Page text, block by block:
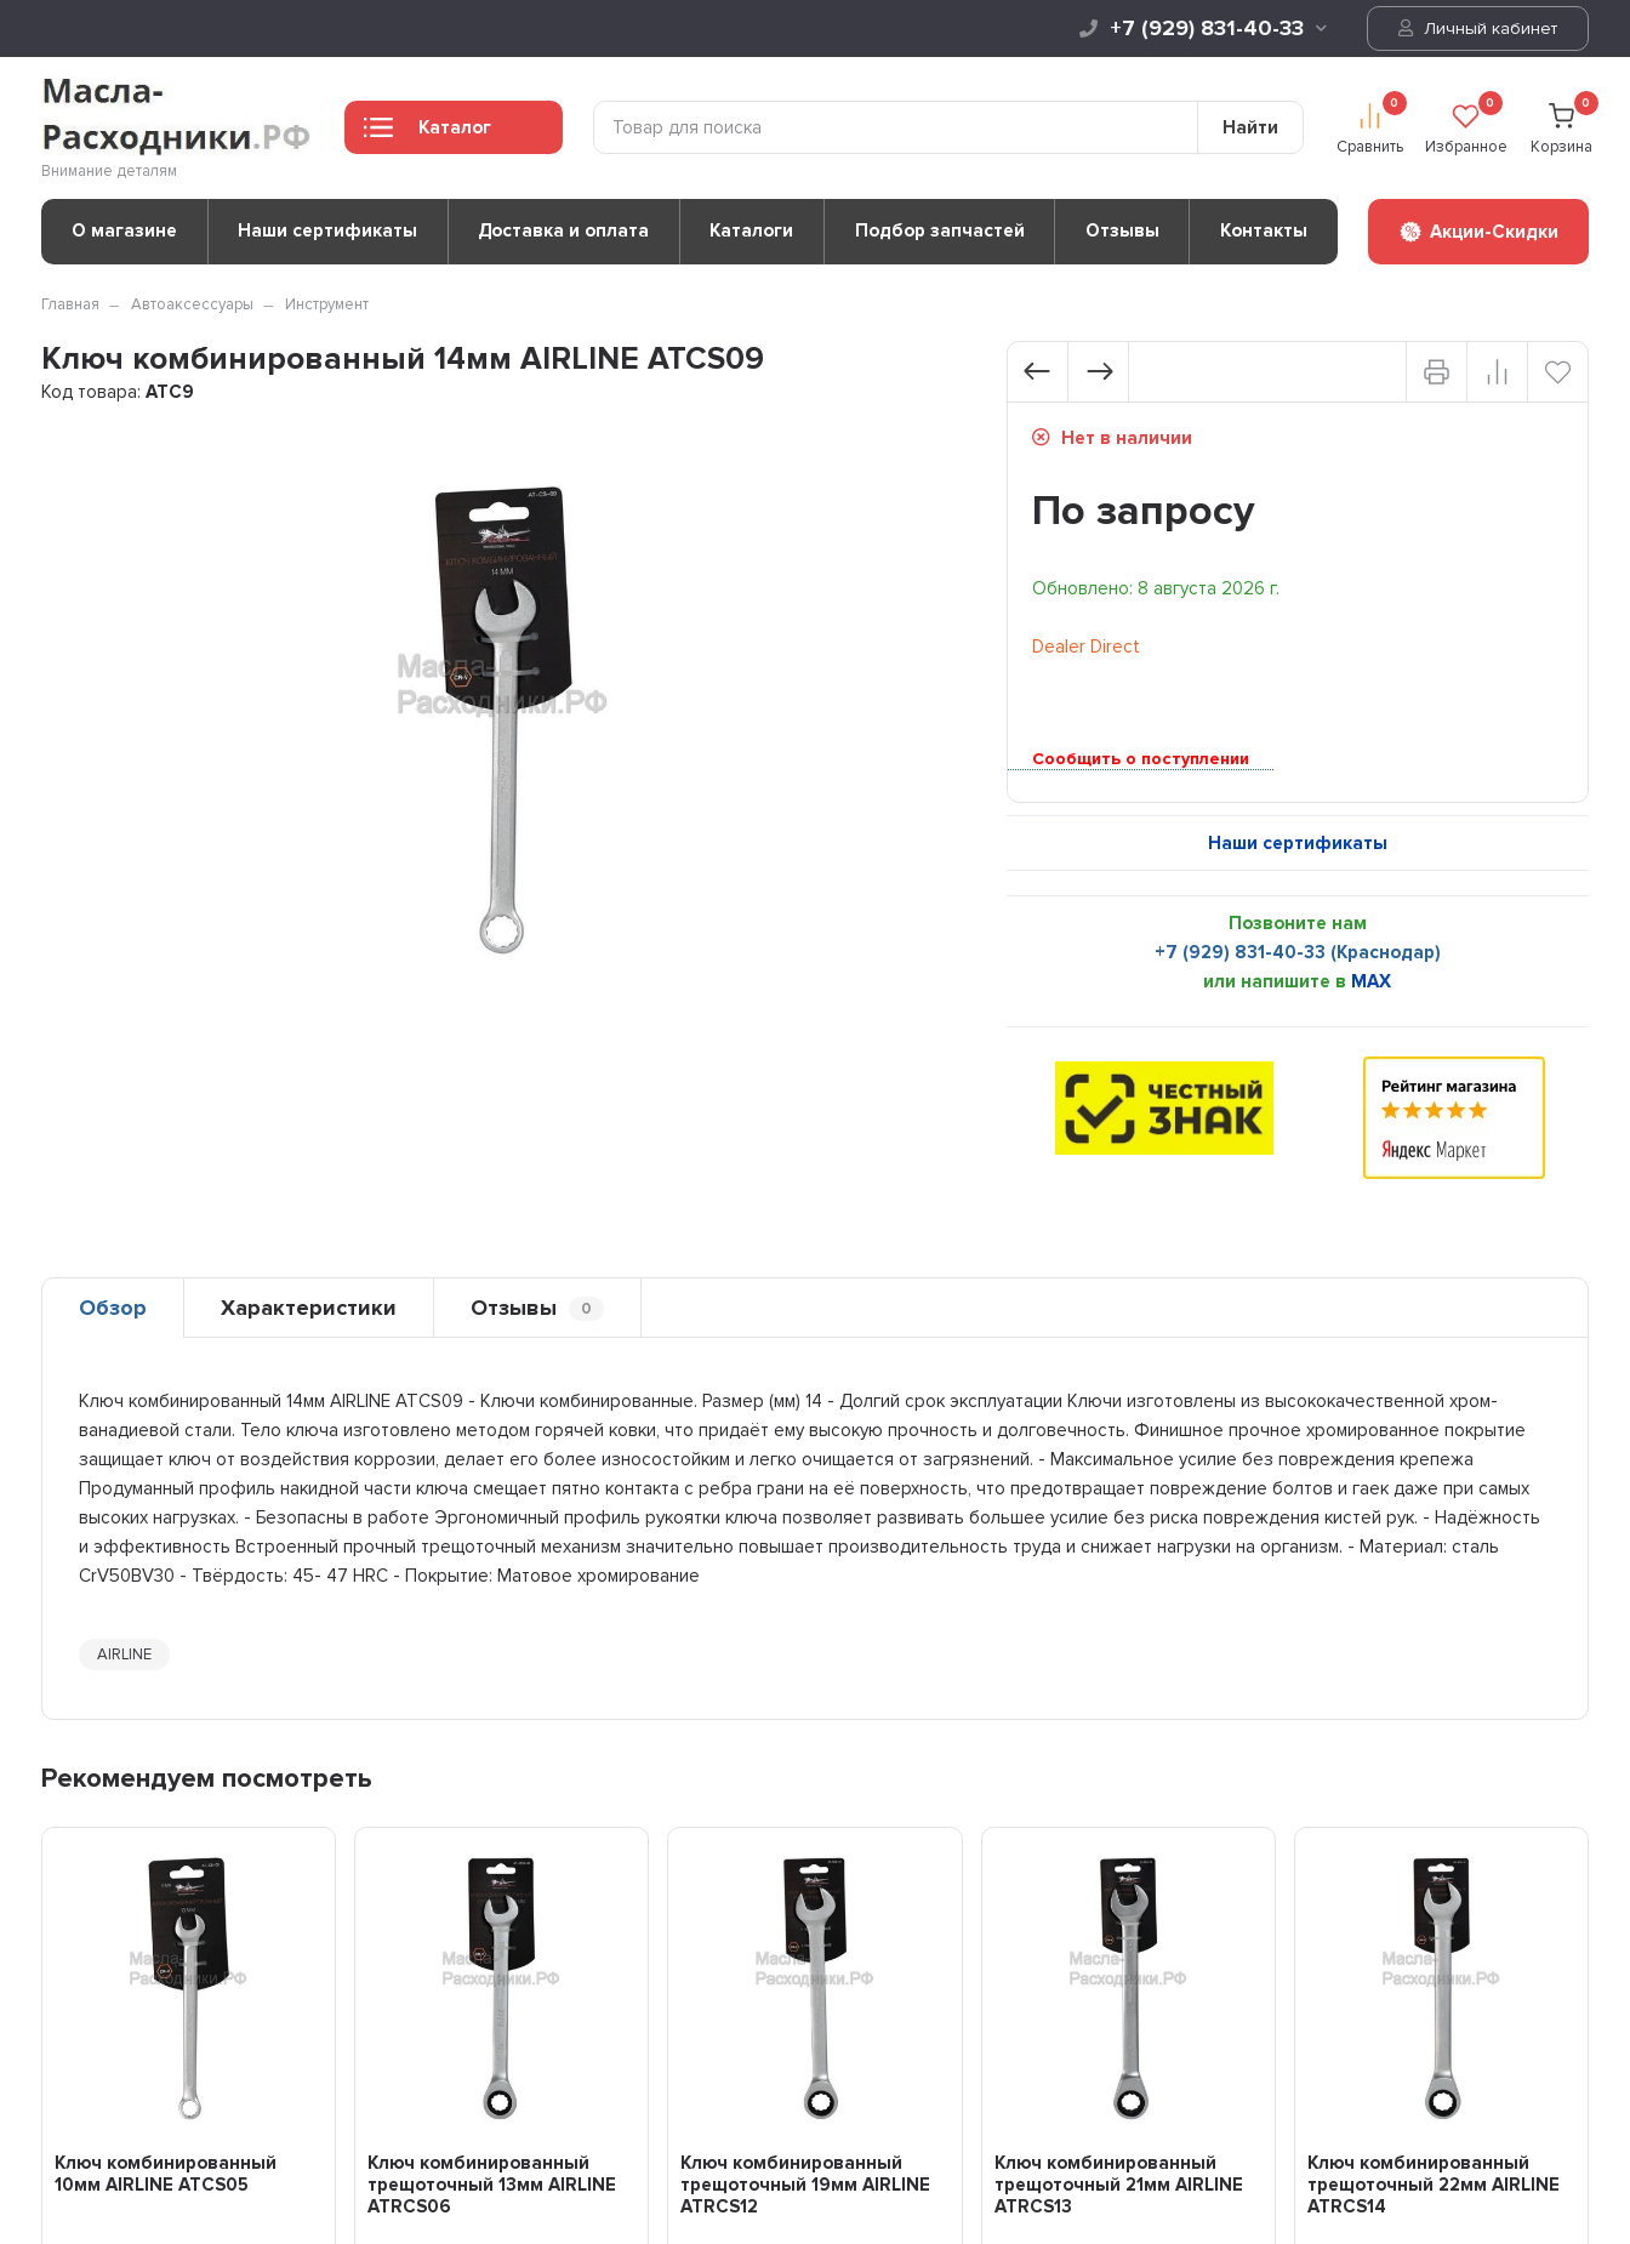
+7 (929) 831-40-33 Личный кабинет
Внимание деталям
Каталог Найти
0
Сравнить
0
Избранное
0
Корзина
О магазине Наши сертификаты Доставка и оплата Каталоги Подбор запчастей Отзывы Контакты Акции-Скидки
Главная Автоаксессуары Инструмент
Ключ комбинированный 14мм AIRLINE ATCS09
Код товара:ATC9
Нет в наличии
По запросу
Обновлено: 8 августа 2026 г.
Dealer Direct
Сообщить о поступлении
Наши сертификаты
Позвоните нам
+7 (929) 831-40-33 (Краснодар)
или напишите в MAX
Обзор Характеристики Отзывы 0
Ключ комбинированный 14мм AIRLINE ATCS09 - Ключи комбинированные. Размер (мм) 14 - Долгий срок эксплуатации Ключи изготовлены из высококачественной хром-
ванадиевой стали. Тело ключа изготовлено методом горячей ковки, что придаёт ему высокую прочность и долговечность. Финишное прочное хромированное покрытие
защищает ключ от воздействия коррозии, делает его более износостойким и легко очищается от загрязнений. - Максимальное усилие без повреждения крепежа
Продуманный профиль накидной части ключа смещает пятно контакта с ребра грани на её поверхность, что предотвращает повреждение болтов и гаек даже при самых
высоких нагрузках. - Безопасны в работе Эргономичный профиль рукоятки ключа позволяет развивать большее усилие без риска повреждения кистей рук. - Надёжность
и эффективность Встроенный прочный трещоточный механизм значительно повышает производительность труда и снижает нагрузки на организм. - Материал: cталь
CrV50BV30 - Твёрдость: 45- 47 HRC - Покрытие: Матовое хромирование
AIRLINE
Рекомендуем посмотреть
Ключ комбинированный
10мм AIRLINE ATCS05
Ключ комбинированный
трещоточный 13мм AIRLINE
ATRCS06
Ключ комбинированный
трещоточный 19мм AIRLINE
ATRCS12
Ключ комбинированный
трещоточный 21мм AIRLINE
ATRCS13
Ключ комбинированный
трещоточный 22мм AIRLINE
ATRCS14